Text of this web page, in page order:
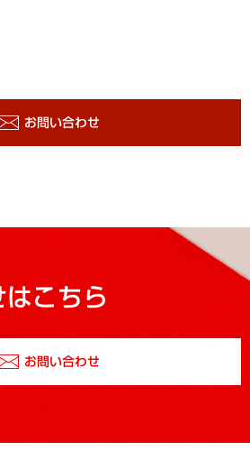
お問い合わせ
こちら
お問い合わせ